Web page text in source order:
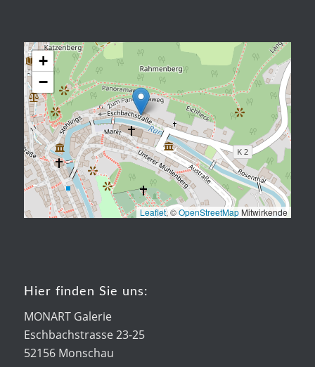
+
−
Leaflet, ©OpenStreetMap Mitwirkende
Hier finden Sie uns:
MONART Galerie
Eschbachstrasse 23-25
52156 Monschau